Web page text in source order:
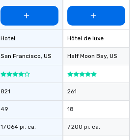
Hotel
San Francisco, US
821
49
17 064 pi. ca.
Hôtel de luxe
Half Moon Bay, US
261
18
7 200 pi. ca.